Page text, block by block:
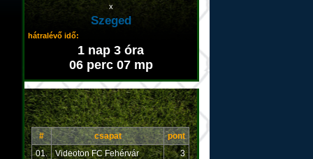
x
Szeged
hátralévő idő:
1 nap 3 óra
06 perc 06 mp
# csapat
pont
01.
Videoton FC Fehérvár
3